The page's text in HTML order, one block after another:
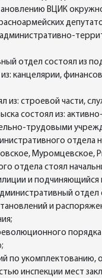
ВЦИК
отдел состоял из
канцелярии,
из: строевой части,
состоял из:
трудовыми
отдела
Муромцевское,
отдела стоял
и
отдел
и
порядка
по укомплектованию,
инспекции мест